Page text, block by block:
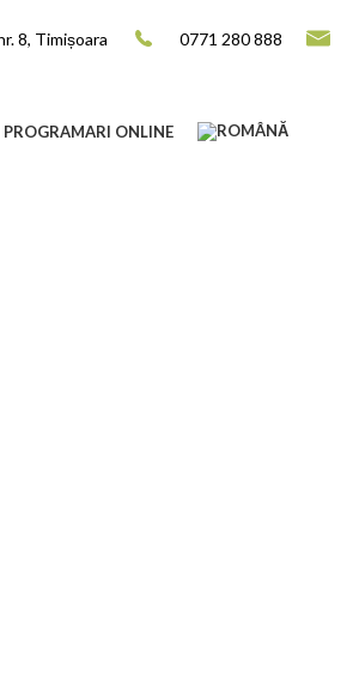
8, Timișoara 0771 280 888
PROGRAMARI ONLINE